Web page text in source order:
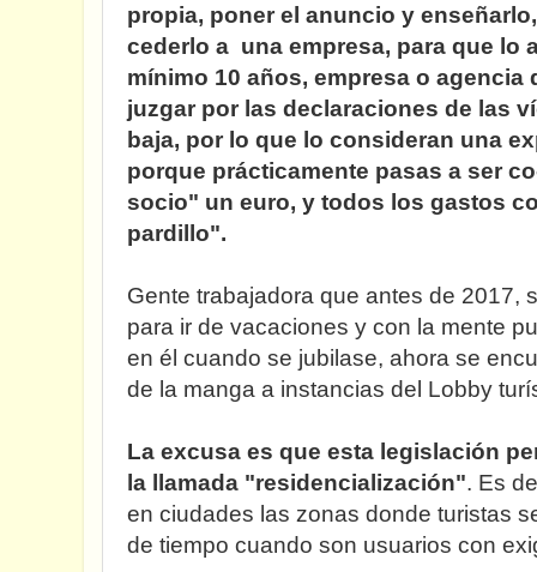
propia, poner el anuncio y
cederlo a una empresa, para que lo
mínimo 10 años, empresa o agencia
juzgar por las declaraciones de las
baja, por lo que lo consideran una
porque prácticamente pasas a ser
socio" un euro, y todos los gastos
pardillo".
Gente trabajadora que antes de 2017,
para ir de vacaciones y con la mente
en él cuando se jubilase, ahora se
de la manga a instancias del Lobby
La excusa es que esta legislación
la llamada "residencialización". Es
en ciudades las zonas donde turistas
de tiempo cuando son usuarios con